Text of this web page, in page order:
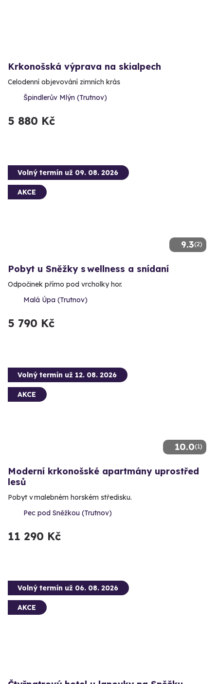
Krkonošská výprava na skialpech
Celodenní objevování zimních krás
Špindlerův Mlýn (Trutnov)
5 880 Kč
9.3(2)
Volný termín už 09. 08. 2026
AKCE
Pobyt u Sněžky s wellness a snídaní
Odpočinek přímo pod vrcholky hor.
Malá Úpa (Trutnov)
5 790 Kč
10.0(1)
Volný termín už 12. 08. 2026
AKCE
Moderní krkonošské apartmány uprostřed
lesů
Pobyt v malebném horském středisku.
Pec pod Sněžkou (Trutnov)
11 290 Kč
Volný termín už 06. 08. 2026
AKCE